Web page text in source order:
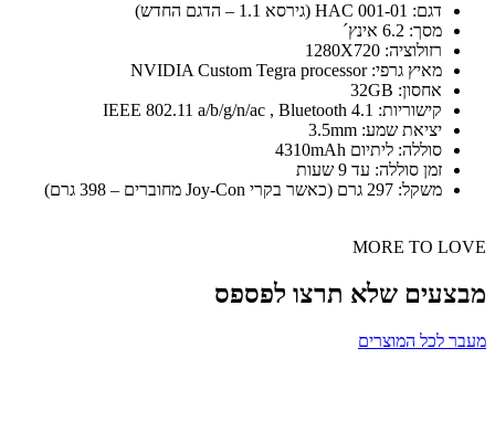
דגם: HAC 001-01 (גירסא 1.1 – הדגם החדש)
מסך: 6.2 אינץ´
רזולוציה: 1280X720
מאיץ גרפי: NVIDIA Custom Tegra processor
אחסון: 32GB
קישוריות: IEEE 802.11 a/b/g/n/ac , Bluetooth 4.1
יציאת שמע: 3.5mm
סוללה: ליתיום 4310mAh
זמן סוללה: עד 9 שעות
משקל: 297 גרם (כאשר בקרי Joy-Con מחוברים – 398 גרם)
MORE TO LOVE
מבצעים שלא תרצו לפספס
מעבר לכל המוצרים